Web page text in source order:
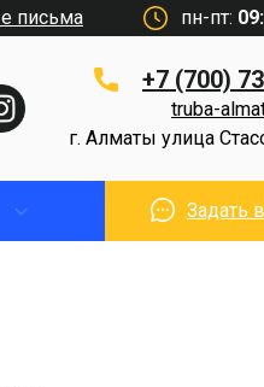
пн-пт:
+7 (700)
г. Алматы улица
truba-
письма
Задать